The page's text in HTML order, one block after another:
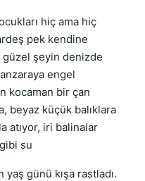
hiç ama hiç
pek kendine
güzel şeyin denizde
engel
kocaman bir çan
beyaz küçük balıklara
atıyor, iri balinalar
su
yaş günü kışa rastladı.